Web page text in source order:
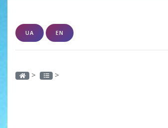
UA EN
> >